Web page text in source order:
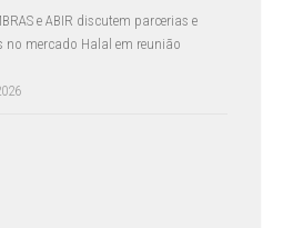
e ABIR discutem parcerias e
no mercado Halal em reunião